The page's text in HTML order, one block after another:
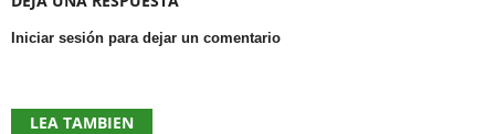
Iniciar sesión para dejar un comentario
LEA TAMBIEN